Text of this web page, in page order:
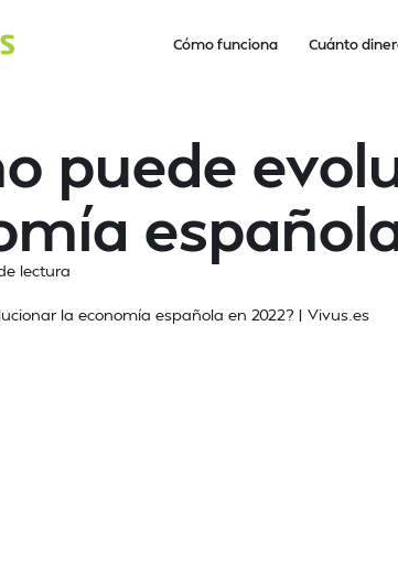
Cómo funciona Cuánto
puede
lectura